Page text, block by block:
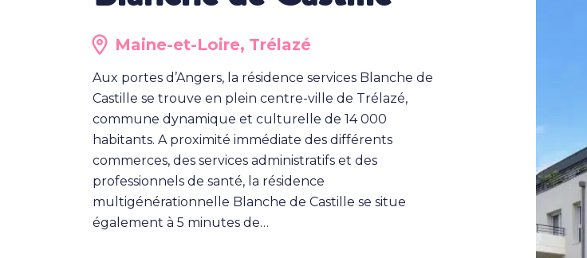
Maine-et-Loire, Trélazé
Aux portes d’Angers, la résidence services Blanche de
Castille se trouve en plein centre-ville de Trélazé,
commune dynamique et culturelle de 14 000
habitants. A proximité immédiate des différents
commerces, des services administratifs et des
professionnels de santé, la résidence
multigénérationnelle Blanche de Castille se situe
également à 5 minutes de…